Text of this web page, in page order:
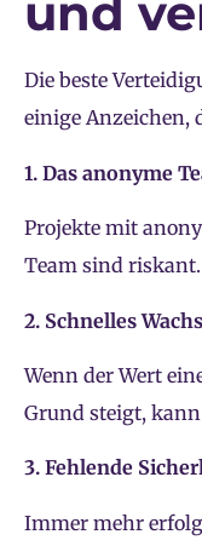
und
Die beste
einige Anzeichen,
1. Das anonyme
Projekte mit
Team sind
2. Schnelles
Wenn der Wert
Grund steigt,
3. Fehlende
Immer mehr